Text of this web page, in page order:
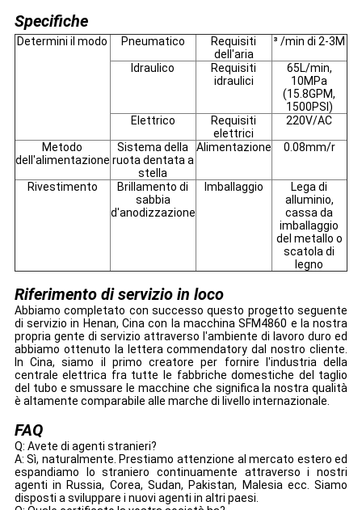
Specifiche
Determini il modo Pneumatico
Requisiti
dell'aria
³ /min di 2-3M
Idraulico
Requisiti
idraulici
65L/min,
10MPa
(15.8GPM,
1500PSI)
Elettrico
Requisiti
elettrici
220V/AC
Metodo
dell'alimentazione
Sistema della
ruota dentata a
stella
Alimentazione 0.08mm/r
Rivestimento
Brillamento di
sabbia
d'anodizzazione
Imballaggio
Lega di
alluminio,
cassa da
imballaggio
del metallo o
scatola di
legno
Riferimento di servizio in loco
Abbiamo completato con successo questo progetto seguente
di servizio in Henan, Cina con la macchina SFM4860 e la nostra
propria gente di servizio attraverso l'ambiente di lavoro duro ed
abbiamo ottenuto la lettera commendatory dal nostro cliente.
In Cina, siamo il primo creatore per fornire l'industria della
centrale elettrica fra tutte le fabbriche domestiche del taglio
del tubo e smussare le macchine che significa la nostra qualità
è altamente comparabile alle marche di livello internazionale.
FAQ
Q: Avete di agenti stranieri?
A: Sì, naturalmente. Prestiamo attenzione al mercato estero ed
espandiamo lo straniero continuamente attraverso i nostri
agenti in Russia, Corea, Sudan, Pakistan, Malesia ecc. Siamo
disposti a sviluppare i nuovi agenti in altri paesi.